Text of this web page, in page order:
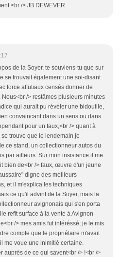
<br /> JB DEWEVER
de la Soyer, te souviens-tu que sur
se trouvait également une soi-disant
force affutiaux censés donner de
Nous<br /> restâmes plusieurs minutes
qui aurait pu révéler une bidouille,
convaincant dans un sens ou dans
pour un faux,<br /> quant à
trouve que le lendemain je
ce stand, un collectionneur autos du
par ailleurs. Sur mon insistance il me
bien de<br /> faux, œuvre d'un jeune
digne des meilleurs
et il m'explica les techniques
ce qu'il advint de la Soyer, mais la
avignonais qui s'en porta
refit surface à la vente à Avignon
/> mes amis fut intéréssé; je le mis
compte que le propriétaire m'avait
me voue une inimitié certaine.
auprés de ce qui savent<br /> !<br />